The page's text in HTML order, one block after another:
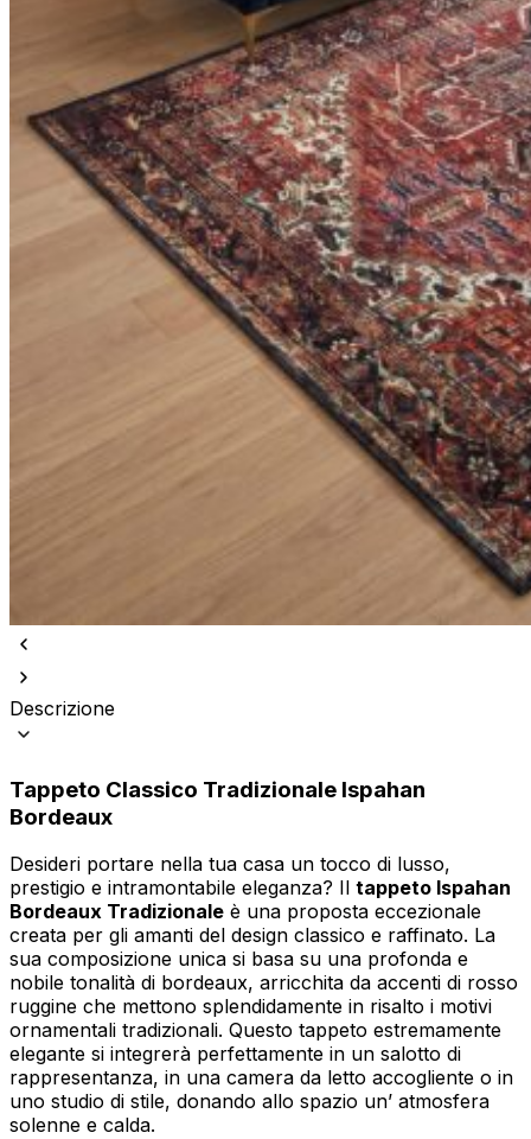
Descrizione
Tappeto Classico Tradizionale Ispahan
Bordeaux
Desideri portare nella tua casa un tocco di lusso,
prestigio e intramontabile eleganza? Il tappeto Ispahan
Bordeaux Tradizionale è una proposta eccezionale
creata per gli amanti del design classico e raffinato. La
sua composizione unica si basa su una profonda e
nobile tonalità di bordeaux, arricchita da accenti di rosso
ruggine che mettono splendidamente in risalto i motivi
ornamentali tradizionali. Questo tappeto estremamente
elegante si integrerà perfettamente in un salotto di
rappresentanza, in una camera da letto accogliente o in
uno studio di stile, donando allo spazio un’ atmosfera
solenne e calda.